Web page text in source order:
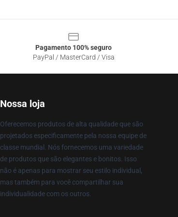
Pagamento 100% seguro
PayPal / MasterCard / Visa
Nossa loja
Oferecemos produtos de alta qualidade que são
projetados especificamente pela nossa equipe de
classe mundial. Nós fornecemos uma variedade
de produtos que são elegantes e bonitos. Isso
não é apenas para mostrar seu estilo individual,
mas também para você compartilhar sua
individualidade com os outros.